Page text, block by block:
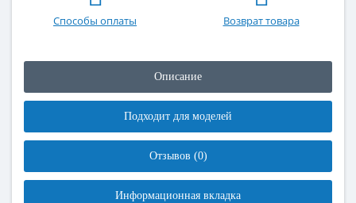
Способы оплаты Возврат товара
Описание
Подходит для моделей
Отзывов (0)
Информационная вкладка